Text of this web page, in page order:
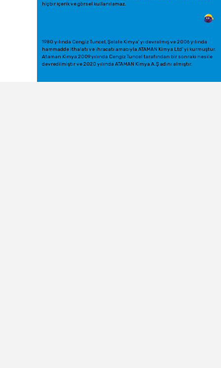
hiçbir içerik ve görsel kullanılamaz.
1980 yılında Cengiz Tuncel, Şelale Kimya' yı devralmış ve 2006 yılında
hammadde ithalatı ve ihracatı amacıyla ATAMAN Kimya Ltd' yi kurmuştur.
Ataman Kimya 2009 yılında Cengiz Tuncel tarafından bir sonraki nesile
devredilmiştir ve 2020 yılında ATAMAN Kimya A.Ş adını almıştır.